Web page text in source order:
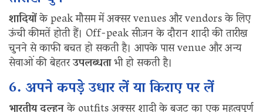
शादियोंके peak मौसम में अक्सर venues और vendors के लिए
ऊंची कीमतें होती हैं। Off-peak सीज़न के दौरान शादी की तारीख
चुनने से काफी बचत हो सकती है। आपके पास venue और अन्य
सेवाओं की बेहतरउपलब्धताभी हो सकती है।
6. अपने कपड़े उधार लें या किराए पर लें